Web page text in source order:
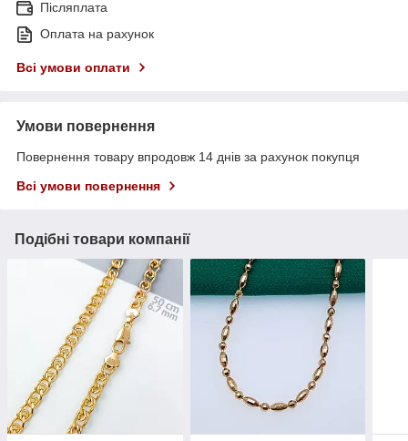
Післяплата
Оплата на рахунок
Всі умови оплати
Умови повернення
Повернення товару впродовж 14 днів за рахунок покупця
Всі умови повернення
Подібні товари компанії